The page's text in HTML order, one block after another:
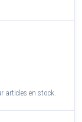
articles en stock.